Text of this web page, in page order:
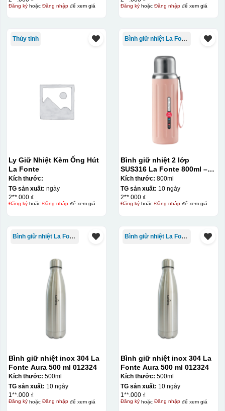
Đăng kýhoặc Đăng nhậpđể xem giá Đăng kýhoặc Đăng nhậpđể xem giá
Thủy tinh
Ly Giữ Nhiệt Kèm Ống Hút
La Fonte
Kích thước:
TG sản xuất: ngày
2**.000 ₫
Đăng kýhoặc Đăng nhậpđể xem giá
Bình giữ nhiệt La Fonte
Bình giữ nhiệt 2 lớp
SUS316 La Fonte 800ml –
012720
Kích thước: 800ml
TG sản xuất: 10 ngày
2**.000 ₫
Đăng kýhoặc Đăng nhậpđể xem giá
Bình giữ nhiệt La Fonte
Bình giữ nhiệt inox 304 La
Fonte Aura 500 ml 012324
Kích thước: 500ml
TG sản xuất: 10 ngày
1**.000 ₫
Đăng kýhoặc Đăng nhậpđể xem giá
Bình giữ nhiệt La Fonte
Bình giữ nhiệt inox 304 La
Fonte Aura 500 ml 012324
Kích thước: 500ml
TG sản xuất: 10 ngày
1**.000 ₫
Đăng kýhoặc Đăng nhậpđể xem giá